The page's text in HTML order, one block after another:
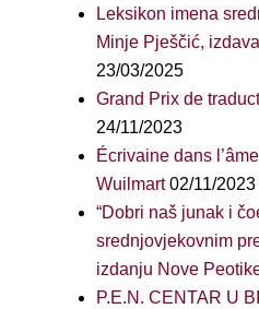
Leksikon imena
Minje Pješčić,
23/03/2025
Grand Prix de
24/11/2023
Écrivaine dans
Wuilmart 02/11/2023
“Dobri naš junak i
srednjovjekovnim
izdanju Nove
P.E.N. CENTAR U